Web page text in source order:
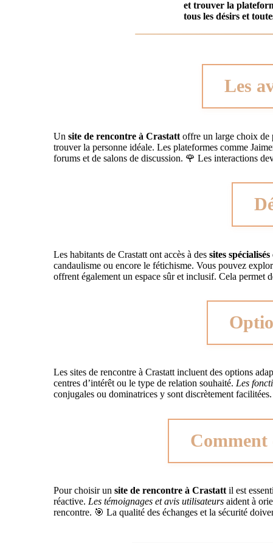
et trouver la
tous les désirs et
Les
Un site de rencontre à Crastatt offre un large choix de
trouver la personne idéale. Les plateformes comme
forums et de salons de discussion. 🌹 Les interactions
Les habitants de Crastatt ont accès à des sites spécialisés
candaulisme ou encore le fétichisme. Vous pouvez
offrent également un espace sûr et inclusif. Cela permet
Les sites de rencontre à Crastatt incluent des options
centres d’intérêt ou le type de relation souhaité. Les
conjugales ou dominatrices y sont discrètement
Comment
Pour choisir un site de rencontre à Crastatt il est
réactive. Les témoignages et avis utilisateurs aident à
rencontre. 🎯 La qualité des échanges et la sécurité